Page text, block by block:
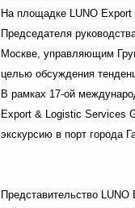
На площадке LUNO Export
Председателя
Москве, управляющим
целью обсуждения
В рамках 17-ой
Export & Logistic Services
экскурсию в порт города
Представительство